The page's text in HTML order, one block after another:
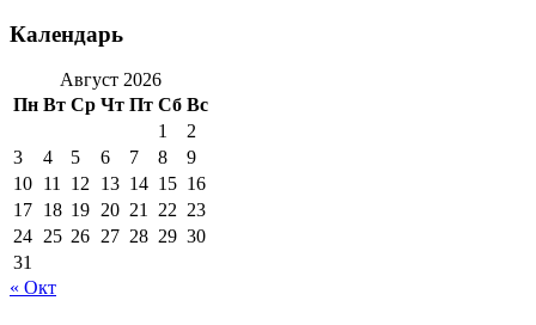
Календарь
Август 2026
Пн Вт Ср Чт Пт Сб Вс
1
2
3
4 5 6 7 8
9
10 11 12 13 14 15 16
17 18 19 20 21 22 23
24 25 26 27 28 29 30
31
« Окт